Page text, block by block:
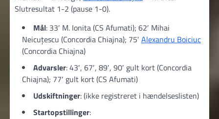
Slutresultat 1-2 (pause 1-0).
Mål: 33′ M. Ionita (CS Afumati); 62′ Mihai
Neicuțescu (Concordia Chiajna); 75′ Alexandru Boiciuc
(Concordia Chiajna)
Advarsler: 43′, 67′, 89′, 90′ gult kort (Concordia
Chiajna); 77′ gult kort (CS Afumati)
Udskiftninger: (ikke registreret i hændelseslisten)
Startopstillinger: